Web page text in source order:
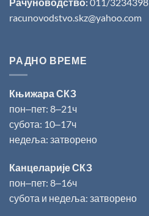
racunovodstvo.skz@yahoo.com
РАДНО ВРЕМЕ
Књижара СКЗ
пон‒пет: 8‒21ч
субота: 10‒17ч
недеља: затворено
Канцеларије СКЗ
пон‒пет: 8‒16ч
субота и недеља: затворено